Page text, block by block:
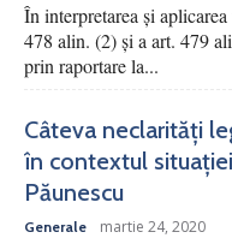
În interpretarea şi
478 alin. (2) şi a art. 479
prin raportare la...
Câteva neclarități
în contextul
Păunescu
Generale martie 24, 2020